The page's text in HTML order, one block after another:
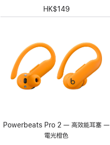
HK$149
Powerbeats Pro 2 — 高效能耳塞 —
電光橙色